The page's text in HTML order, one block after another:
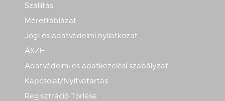
Szállítás
Mérettáblázat
Jogi és adatvédelmi nyilatkozat
ÁSZF
Adatvédelmi és adatkezelési szabályzat
Kapcsolat/Nyitvatartás
Regisztráció Törlése